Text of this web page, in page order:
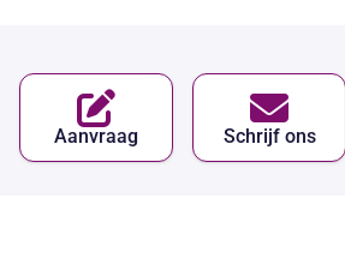
Aanvraag Schrijf ons